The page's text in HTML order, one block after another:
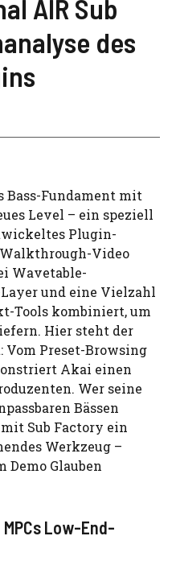
AIR Sub
des
Bass-Fundament mit
Level – ein speziell
Plugin-
Video
Wavetable-
und eine Vielzahl
Tools kombiniert, um
Hier steht der
Preset-Browsing
Akai einen
Wer seine
Bässen
Sub Factory ein
Werkzeug –
Demo Glauben
Low-End-